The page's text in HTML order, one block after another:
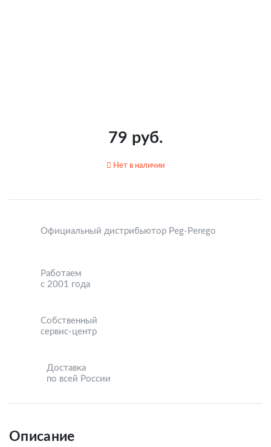
79 руб.
Нет в наличии
Официальный дистрибьютор Peg-Perego
Работаем
с 2001 года
Собственный
сервис-центр
Доставка
по всей России
Описание